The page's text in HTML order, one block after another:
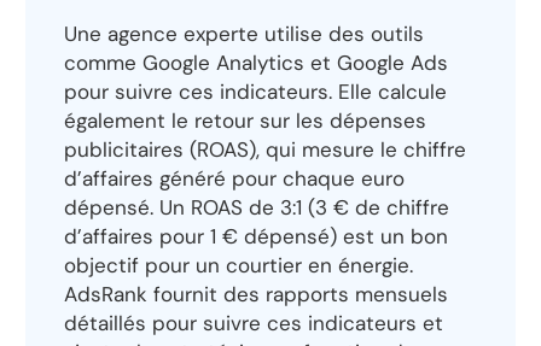
Une agence experte utilise des outils
comme Google Analytics et Google Ads
pour suivre ces indicateurs. Elle calcule
également le retour sur les dépenses
publicitaires (ROAS), qui mesure le chiffre
d’affaires généré pour chaque euro
dépensé. Un ROAS de 3:1 (3 € de chiffre
d’affaires pour 1 € dépensé) est un bon
objectif pour un courtier en énergie.
AdsRank fournit des rapports mensuels
détaillés pour suivre ces indicateurs et